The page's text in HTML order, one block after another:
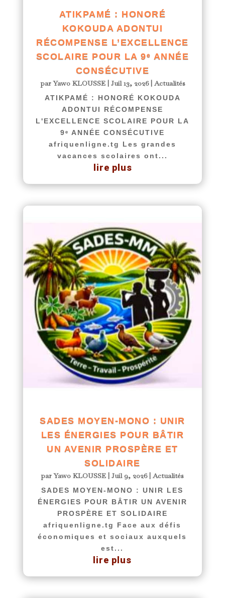
ATIKPAMÉ : HONORÉ
KOKOUDA ADONTUI
RÉCOMPENSE L’EXCELLENCE
SCOLAIRE POUR LA 9ᵉ ANNÉE
CONSÉCUTIVE
parYawo KLOUSSE| Juil 13, 2026|Actualités
ATIKPAMÉ : HONORÉ KOKOUDA
ADONTUI RÉCOMPENSE
L'EXCELLENCE SCOLAIRE POUR LA
9ᵉ ANNÉE CONSÉCUTIVE
afriquenligne.tg Les grandes
vacances scolaires ont...
lire plus
SADES MOYEN-MONO : UNIR
LES ÉNERGIES POUR BÂTIR
UN AVENIR PROSPÈRE ET
SOLIDAIRE
parYawo KLOUSSE |Juil 9, 2026|Actualités
SADES MOYEN-MONO : UNIR LES
ÉNERGIES POUR BÂTIR UN AVENIR
PROSPÈRE ET SOLIDAIRE
afriquenligne.tg Face aux défis
économiques et sociaux auxquels
est...
lire plus